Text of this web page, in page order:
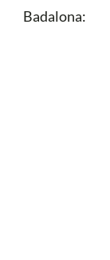
Badalona: